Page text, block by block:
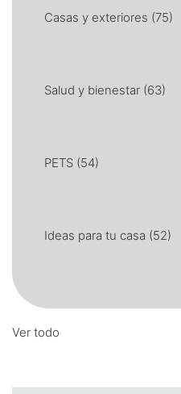
Casas y exteriores (75)
Salud y bienestar (63)
PETS (54)
Ideas para tu casa (52)
Ver todo